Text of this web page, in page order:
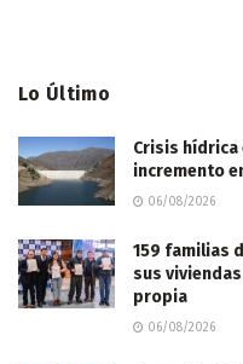
Lo Último
Crisis hídrica
incremento
06/08/2026
159 familias
sus
propia
06/08/2026